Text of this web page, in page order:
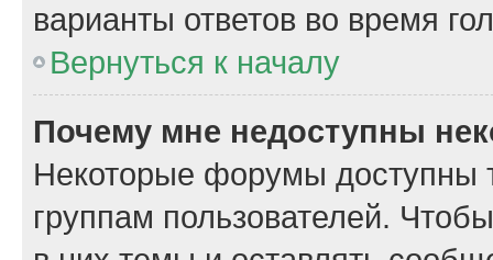
варианты ответов во время
Вернуться к началу
Почему мне недоступны
Некоторые форумы доступны
группам пользователей.